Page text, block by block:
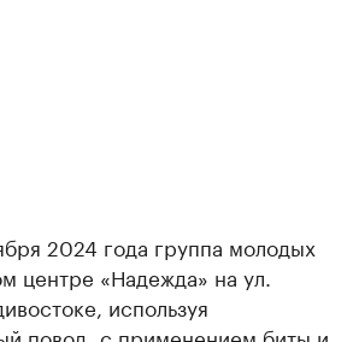
2024 года группа молодых
центре «Надежда» на ул.
используя